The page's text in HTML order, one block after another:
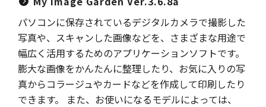
パソコンに保存されているデジタルカメラで撮影した
写真や、スキャンした画像などを、さまざまな用途で
幅広く活用するためのアプリケーションソフトです。
膨大な画像をかんたんに整理したり、お気に入りの写
真からコラージュやカードなどを作成して印刷したり
できます。 また、お使いになるモデルによっては、